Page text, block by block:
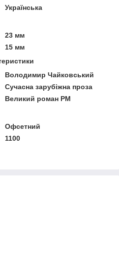
Українська
23 мм
15 мм
Володимир Чайковський
Сучасна зарубіжна проза
Великий роман РМ
Офсетний
1100